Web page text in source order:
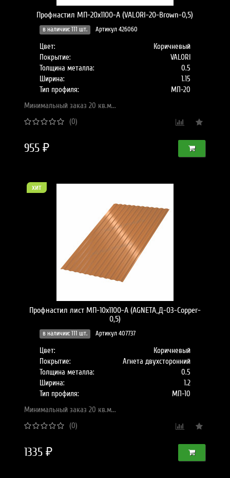
Профнастил МП-20х1100-A (VALORI-20-Brown-0,5)
в наличии: 111 шт. Артикул 426060
Цвет:
Коричневый
Покрытие:
VALORI
Толщина металла:
0.5
Ширина:
1.15
Тип профиля:
МП-20
Минимальный заказ 20 кв.м...
(0)
955 ₽
хит
Профнастил лист МП-10x1100-A (AGNETA_Д-03-Copper-
0,5)
в наличии: 111 шт. Артикул 407737
Цвет:
Коричневый
Покрытие:
Агнета двухсторонний
Толщина металла:
0.5
Ширина:
1.2
Тип профиля:
МП-10
Минимальный заказ 20 кв.м...
(0)
1335 ₽